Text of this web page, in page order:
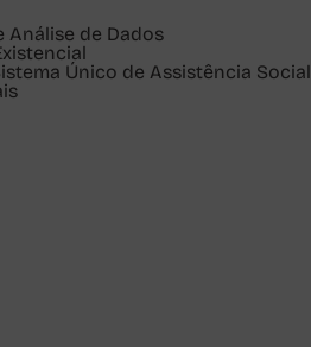
Análise de Dados
Único de Assistência Social